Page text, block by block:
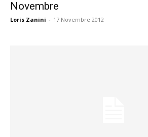
Novembre
Loris Zanini - 17 Novembre 2012